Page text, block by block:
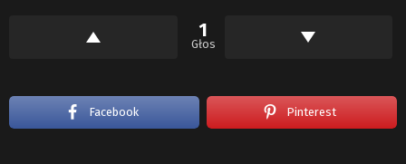
1
Głos
Facebook Pinterest